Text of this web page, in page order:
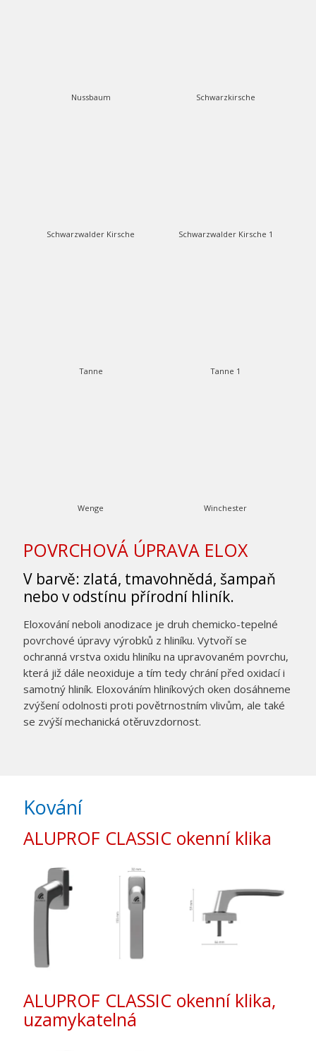
Nussbaum Schwarzkirsche
Schwarzwalder Kirsche Schwarzwalder Kirsche 1
Tanne Tanne 1
Wenge Winchester
POVRCHOVÁ ÚPRAVA ELOX
V barvě: zlatá, tmavohnědá, šampaň
nebo v odstínu přírodní hliník.
Eloxování neboli anodizace je druh chemicko-tepelné
povrchové úpravy výrobků z hliníku. Vytvoří se
ochranná vrstva oxidu hliníku na upravovaném povrchu,
která již dále neoxiduje a tím tedy chrání před oxidací i
samotný hliník. Eloxováním hliníkových oken dosáhneme
zvýšení odolnosti proti povětrnostním vlivům, ale také
se zvýší mechanická otěruvzdornost.
Kování
ALUPROF CLASSIC okenní klika
ALUPROF CLASSIC okenní klika,
uzamykatelná